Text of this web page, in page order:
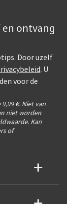
en ontvang
Door uzelf
. U
voor de
€. Niet van
niet worden
Kan
of